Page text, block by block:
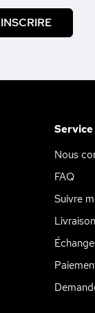
Nous
FAQ
Suivre
Livraison
avec